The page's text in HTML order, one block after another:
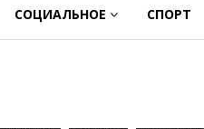
СОЦИАЛЬНОЕ СПОРТ